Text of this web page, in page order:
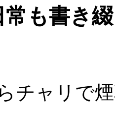
も書き
チャリで